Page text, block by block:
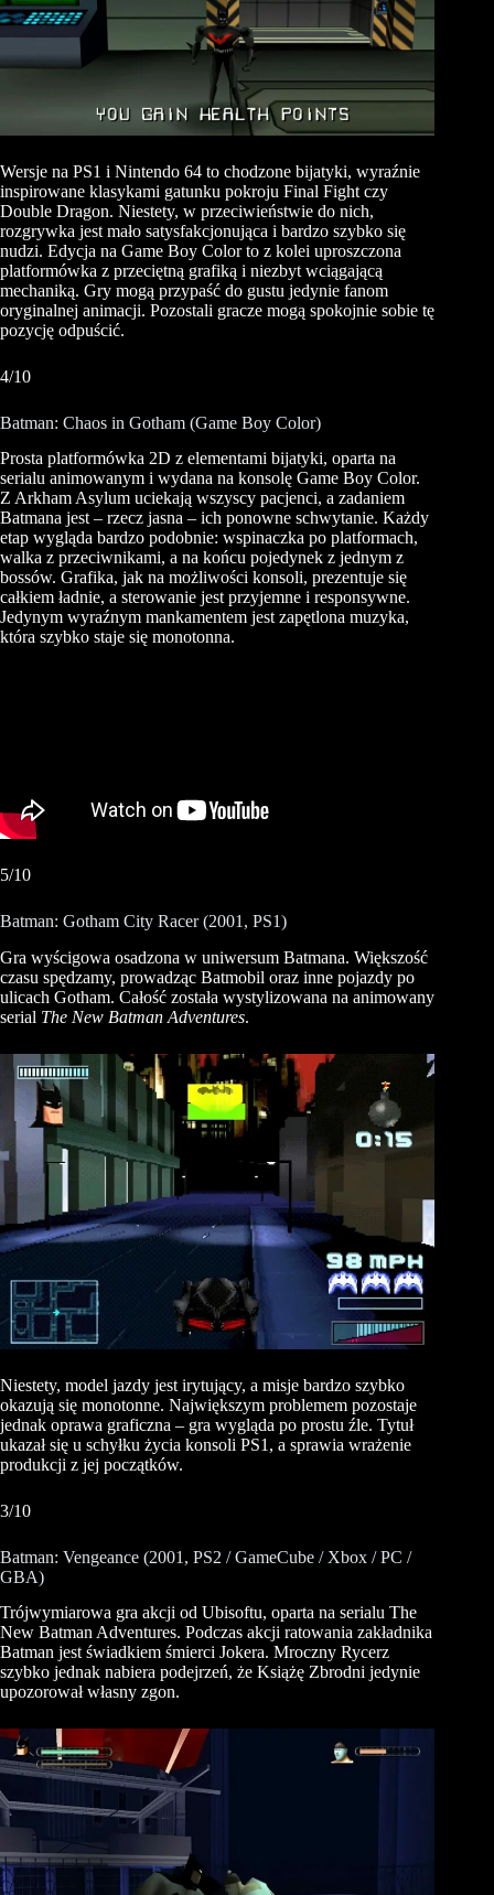
Wersje na PS1 i Nintendo 64 to chodzone bijatyki, wyraźnie
inspirowane klasykami gatunku pokroju Final Fight czy
Double Dragon. Niestety, w przeciwieństwie do nich,
rozgrywka jest mało satysfakcjonująca i bardzo szybko się
nudzi. Edycja na Game Boy Color to z kolei uproszczona
platformówka z przeciętną grafiką i niezbyt wciągającą
mechaniką. Gry mogą przypaść do gustu jedynie fanom
oryginalnej animacji. Pozostali gracze mogą spokojnie sobie tę
pozycję odpuścić.
4/10
Batman: Chaos in Gotham (Game Boy Color)
Prosta platformówka 2D z elementami bijatyki, oparta na
serialu animowanym i wydana na konsolę Game Boy Color.
Z Arkham Asylum uciekają wszyscy pacjenci, a zadaniem
Batmana jest – rzecz jasna – ich ponowne schwytanie. Każdy
etap wygląda bardzo podobnie: wspinaczka po platformach,
walka z przeciwnikami, a na końcu pojedynek z jednym z
bossów. Grafika, jak na możliwości konsoli, prezentuje się
całkiem ładnie, a sterowanie jest przyjemne i responsywne.
Jedynym wyraźnym mankamentem jest zapętlona muzyka,
która szybko staje się monotonna.
5/10
Batman: Gotham City Racer (2001, PS1)
Gra wyścigowa osadzona w uniwersum Batmana. Większość
czasu spędzamy, prowadząc Batmobil oraz inne pojazdy po
ulicach Gotham. Całość została wystylizowana na animowany
serial The New Batman Adventures.
Niestety, model jazdy jest irytujący, a misje bardzo szybko
okazują się monotonne. Największym problemem pozostaje
jednak oprawa graficzna – gra wygląda po prostu źle. Tytuł
ukazał się u schyłku życia konsoli PS1, a sprawia wrażenie
produkcji z jej początków.
3/10
Batman: Vengeance (2001, PS2 / GameCube / Xbox / PC /
GBA)
Trójwymiarowa gra akcji od Ubisoftu, oparta na serialu The
New Batman Adventures. Podczas akcji ratowania zakładnika
Batman jest świadkiem śmierci Jokera. Mroczny Rycerz
szybko jednak nabiera podejrzeń, że Książę Zbrodni jedynie
upozorował własny zgon.